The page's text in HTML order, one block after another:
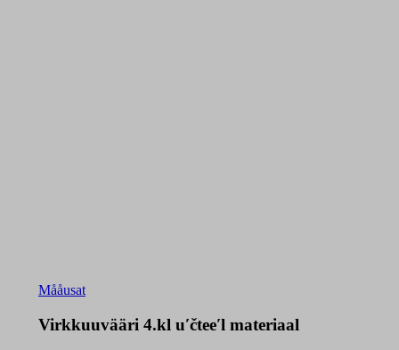
Mååusat
Virkkuuvääri 4.kl uʹčteeʹl materiaal